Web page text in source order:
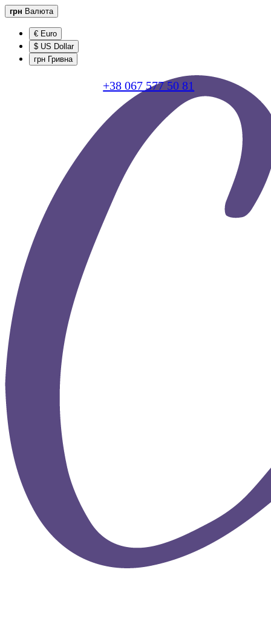
грн Валюта
€ Euro
$ US Dollar
грн Гривна
+38 067 577 50 81